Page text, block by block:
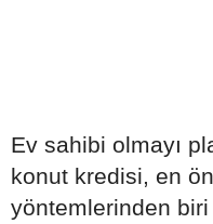
Ev sahibi olmayı
konut kredisi, en
yöntemlerinden